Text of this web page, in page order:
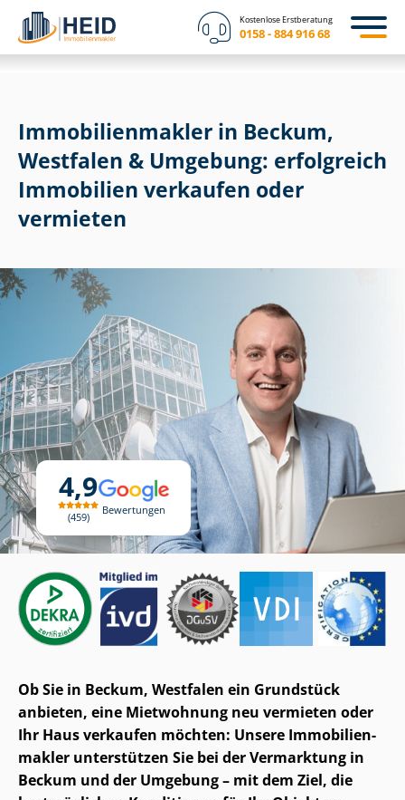
Kostenlose Erstberatung
0158 - 884 916 68
4,9
459
Bewertungen
Im­mo­bi­li­en­mak­ler in Beckum,
Westfalen & Umgebung: erfolgreich
Immobilien verkaufen oder
vermieten
Ob Sie in Beckum, Westfalen ein Grundstück
anbieten, eine Mietwohnung neu vermieten oder
Ihr Haus verkaufen möchten: Unsere Im­mo­bi­li­en­
mak­ler unterstützen Sie bei der Vermarktung in
Beckum und der Umgebung – mit dem Ziel, die